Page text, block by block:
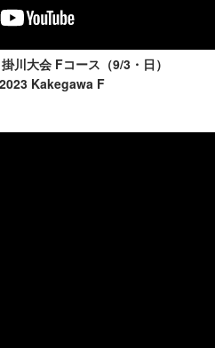
川大会 Fコース（9/3・日）
Kakegawa F